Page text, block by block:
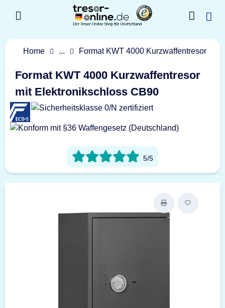
Home ... Format KWT 4000 Kurzwaffentresor
Format KWT 4000 Kurzwaffentresor
mit Elektronikschloss CB90
5/5